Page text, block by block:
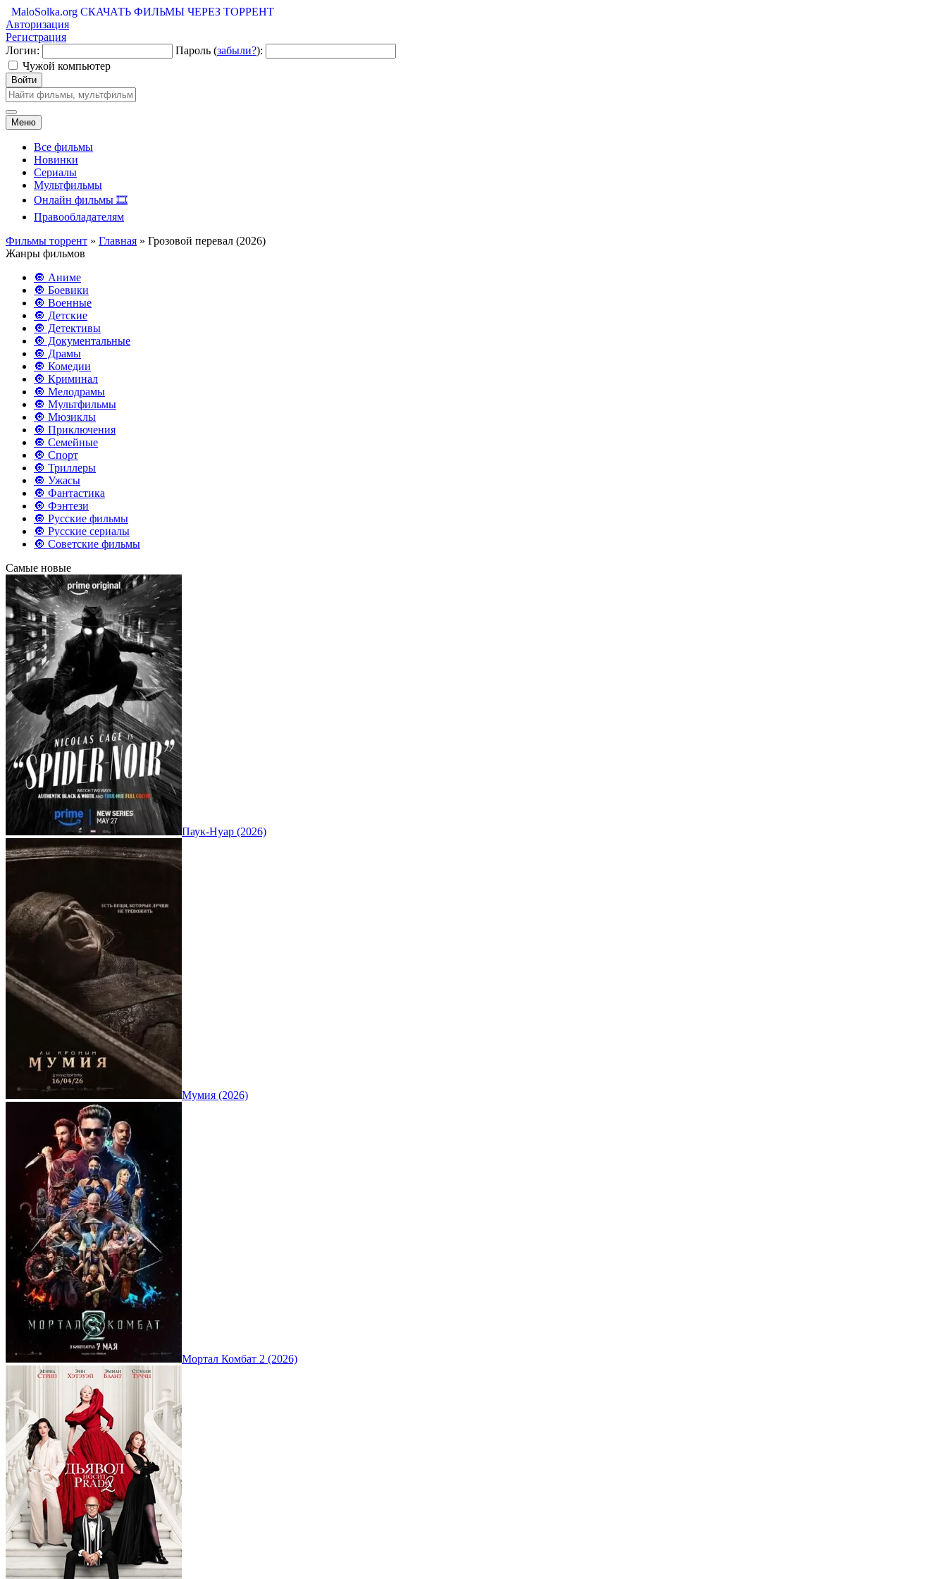
MaloSolka.org СКАЧАТЬ ФИЛЬМЫ ЧЕРЕЗ ТОРРЕНТ
Авторизация
Регистрация
Логин:
Пароль (забыли?):
Чужой компьютер
Войти
Меню
Все фильмы
Новинки
Сериалы
Мультфильмы
Онлайн фильмы 🎞️
Правообладателям
Фильмы торрент » Главная » Грозовой перевал (2026)
Жанры фильмов
🔘 Аниме
🔘 Боевики
🔘 Военные
🔘 Детские
🔘 Детективы
🔘 Документальные
🔘 Драмы
🔘 Комедии
🔘 Криминал
🔘 Мелодрамы
🔘 Мультфильмы
🔘 Мюзиклы
🔘 Приключения
🔘 Семейные
🔘 Спорт
🔘 Триллеры
🔘 Ужасы
🔘 Фантастика
🔘 Фэнтези
🔘 Русские фильмы
🔘 Русские сериалы
🔘 Советские фильмы
Самые новые
Паук-Нуар (2026)
Мумия (2026)
Мортал Комбат 2 (2026)